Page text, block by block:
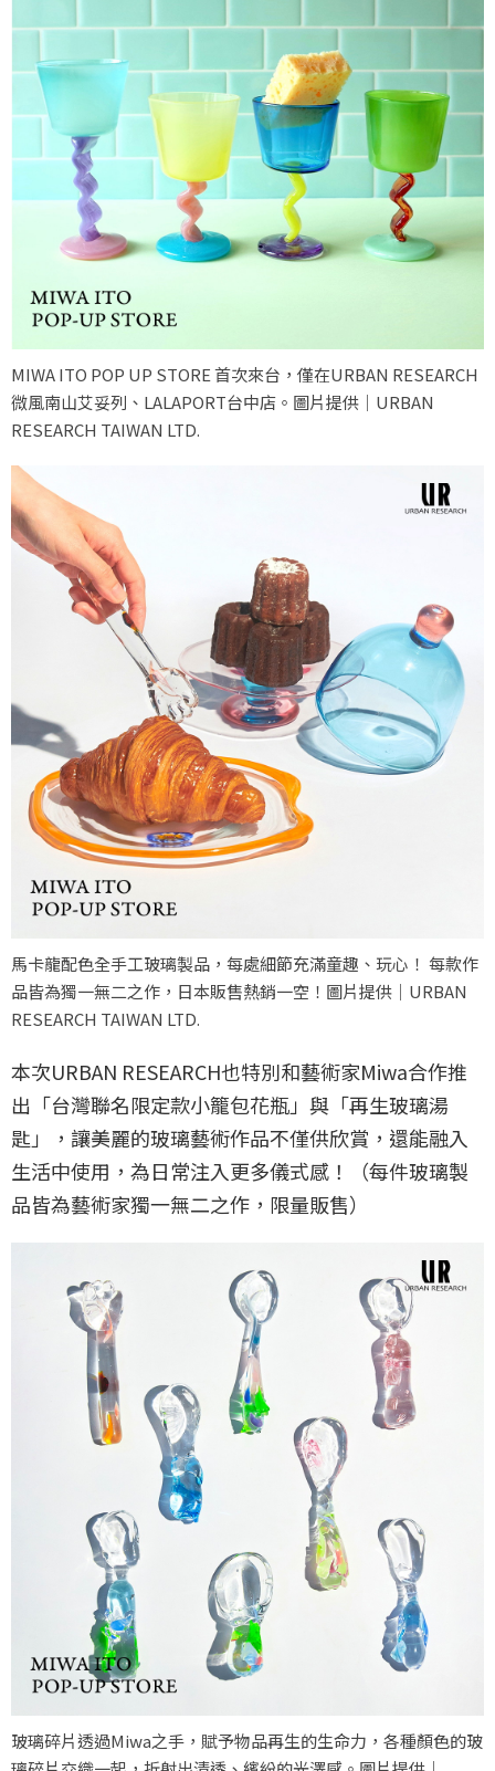
MIWA ITO POP UP STORE 首次來台，僅在URBAN RESEARCH
微風南山艾妥列、LALAPORT台中店。圖片提供｜URBAN
RESEARCH TAIWAN LTD.
馬卡龍配色全手工玻璃製品，每處細節充滿童趣、玩心！ 每款作
品皆為獨一無二之作，日本販售熱銷一空！圖片提供｜URBAN
RESEARCH TAIWAN LTD.
本次URBAN RESEARCH也特別和藝術家Miwa合作推
出「台灣聯名限定款小籠包花瓶」與「再生玻璃湯
匙」，讓美麗的玻璃藝術作品不僅供欣賞，還能融入
生活中使用，為日常注入更多儀式感！（每件玻璃製
品皆為藝術家獨一無二之作，限量販售）
玻璃碎片透過Miwa之手，賦予物品再生的生命力，各種顏色的玻